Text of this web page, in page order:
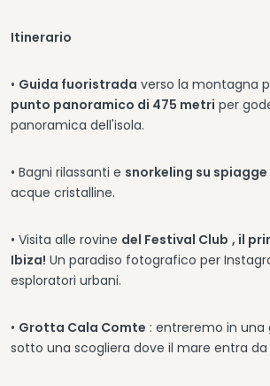
Itinerario
• Guida fuoristrada verso la montagna
punto panoramico di 475 metri per
panoramica dell'isola.
• Bagni rilassanti e snorkeling su
acque cristalline.
• Visita alle rovine del Festival Club , il
Ibiza! Un paradiso fotografico per
esploratori urbani.
• Grotta Cala Comte : entreremo in
sotto una scogliera dove il mare entra